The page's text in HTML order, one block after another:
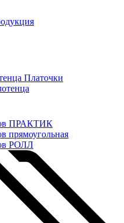
Платочки
ПРАКТИК
прямоугольная
РОЛЛ